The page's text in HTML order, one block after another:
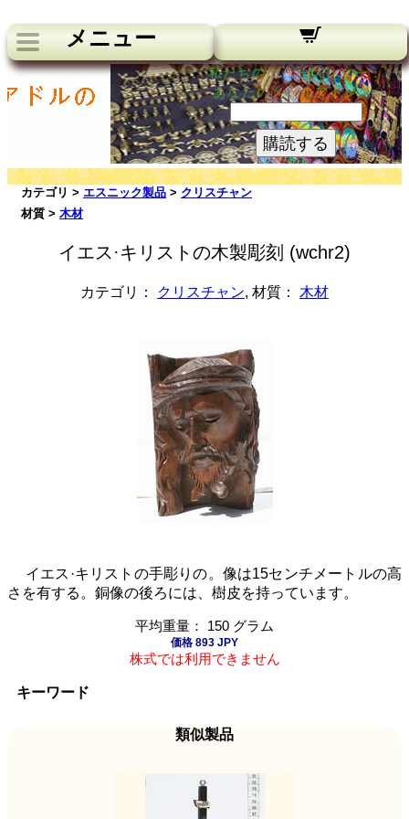
メニュー
私たちのニュースレター：
あなたのメールアドレス:
購読する
カテゴリ > エスニック製品 > クリスチャン
材質 > 木材
イエス·キリストの木製彫刻 (wchr2)
カテゴリ： クリスチャン, 材質： 木材
イエス·キリストの手彫りの。像は15センチメートルの高
さを有する。銅像の後ろには、樹皮を持っています。
平均重量： 150 グラム
価格 893 JPY
株式では利用できません
キーワード
類似製品